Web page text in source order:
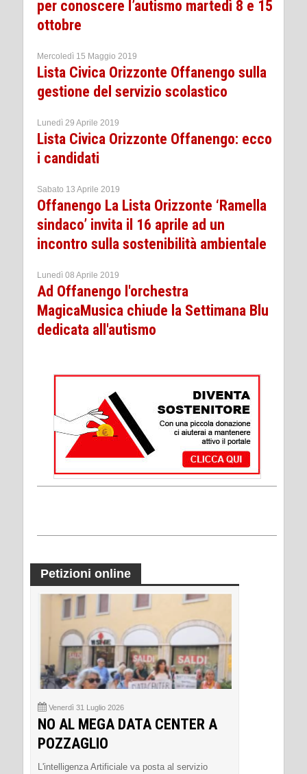
per conoscere l’autismo martedì 8 e 15
ottobre
Mercoledì 15 Maggio 2019
Lista Civica Orizzonte Offanengo sulla
gestione del servizio scolastico
Lunedì 29 Aprile 2019
Lista Civica Orizzonte Offanengo: ecco
i candidati
Sabato 13 Aprile 2019
Offanengo La Lista Orizzonte ‘Ramella
sindaco’ invita il 16 aprile ad un
incontro sulla sostenibilità ambientale
Lunedì 08 Aprile 2019
Ad Offanengo l'orchestra
MagicaMusica chiude la Settimana Blu
dedicata all'autismo
Petizioni online
Venerdì 31 Luglio 2026
NO AL MEGA DATA CENTER A
POZZAGLIO
L'intelligenza Artificiale va posta al servizio